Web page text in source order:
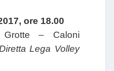
ore 18.00
Grotte – Caloni
Lega Volley